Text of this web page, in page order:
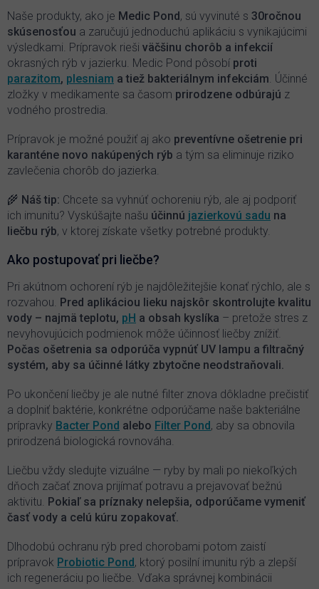
c
i
e
p
r
v
k
ý
p
i
Naše produkty, ako je Medic Pond, sú vyvinuté s 30ročnou
skúsenosťou a zaručujú jednoduchú aplikáciu s vynikajúcimi
výsledkami. Prípravok rieši väčšinu chorôb a infekcií
okrasných rýb v jazierku. Medic Pond pôsobí proti
parazitom, plesniam a tiež bakteriálnym infekciám. Účinné
zložky v medikamente sa časom prirodzene odbúrajú z
vodného prostredia.
Prípravok je možné použiť aj ako preventívne ošetrenie pri
karanténe novo nakúpených rýb a tým sa eliminuje riziko
zavlečenia chorôb do jazierka.
🌾 Náš tip: Chcete sa vyhnúť ochoreniu rýb, ale aj podporiť
ich imunitu? Vyskúšajte našu účinnú jazierkovú sadu na
liečbu rýb, v ktorej získate všetky potrebné produkty.
Ako postupovať pri liečbe?
Pri akútnom ochorení rýb je najdôležitejšie konať rýchlo, ale s
rozvahou. Pred aplikáciou lieku najskôr skontrolujte kvalitu
vody – najmä teplotu, pH a obsah kyslíka – pretože stres z
nevyhovujúcich podmienok môže účinnosť liečby znížiť.
Počas ošetrenia sa odporúča vypnúť UV lampu a filtračný
systém, aby sa účinné látky zbytočne neodstraňovali.
Po ukončení liečby je ale nutné filter znova dôkladne prečistiť
a doplniť baktérie, konkrétne odporúčame naše bakteriálne
prípravky Bacter Pond alebo Filter Pond, aby sa obnovila
prirodzená biologická rovnováha.
Liečbu vždy sledujte vizuálne — ryby by mali po niekoľkých
dňoch začať znova prijímať potravu a prejavovať bežnú
aktivitu. Pokiaľ sa príznaky nelepšia, odporúčame vymeniť
časť vody a celú kúru zopakovať.
Dlhodobú ochranu rýb pred chorobami potom zaistí
prípravok Probiotic Pond, ktorý posilní imunitu rýb a zlepší
ich regeneráciu po liečbe. Vďaka správnej kombinácii